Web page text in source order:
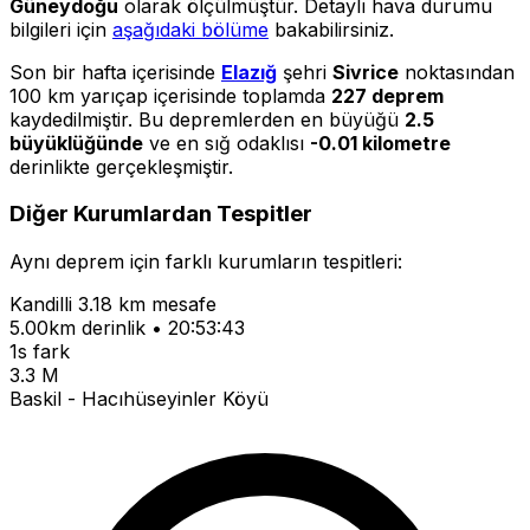
Güneydoğu olarak ölçülmüştür. Detaylı hava durumu
bilgileri için aşağıdaki bölüme bakabilirsiniz.
Son bir hafta içerisinde Elazığ şehri Sivrice noktasından
100 km yarıçap içerisinde toplamda 227 deprem
kaydedilmiştir. Bu depremlerden en büyüğü 2.5
büyüklüğünde ve en sığ odaklısı -0.01 kilometre
derinlikte gerçekleşmiştir.
Diğer Kurumlardan Tespitler
Aynı deprem için farklı kurumların tespitleri:
Kandilli 3.18 km mesafe
5.00km derinlik • 20:53:43
1s fark
3.3 M
Baskil - Hacıhüseyinler Köyü